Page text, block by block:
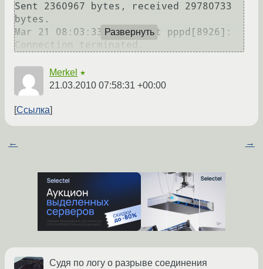
Sent 2360967 bytes, received 29780733
bytes.
Mar 21 08:03:33 localhost pppd[8926]:
Развернуть
Merkel ★
21.03.2010 07:58:31 +00:00
Ссылка
← →
Судя по логу о разрыве соединения